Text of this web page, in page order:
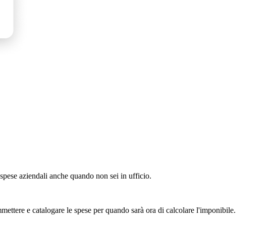
aziendali anche quando non sei in ufficio.
e catalogare le spese per quando sarà ora di calcolare l'imponibile.